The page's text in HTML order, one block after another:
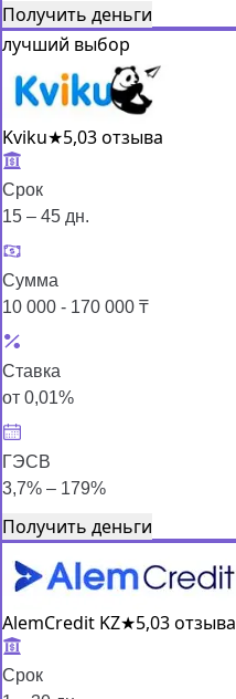
Получить деньги
лучший выбор
Kviku★5,03 отзыва
Срок
15 – 45 дн.
Сумма
10 000 - 170 000 ₸
Ставка
от 0,01%
ГЭСВ
3,7% – 179%
Получить деньги
AlemCredit KZ★5,03 отзыва
Срок